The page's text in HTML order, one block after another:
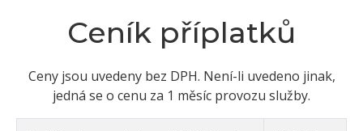
Ceník příplatků
Ceny jsou uvedeny bez DPH. Není-li uvedeno jinak,
jedná se o cenu za 1 měsíc provozu služby.